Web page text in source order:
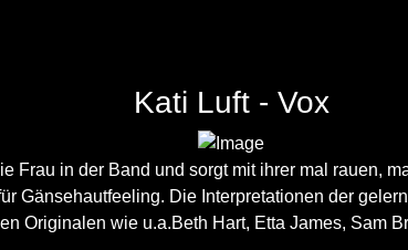
Kati Luft - Vox
Frau in der Band und sorgt mit ihrer mal rauen,
Gänsehautfeeling. Die Interpretationen der
Originalen wie u.a.Beth Hart, Etta James, Sam